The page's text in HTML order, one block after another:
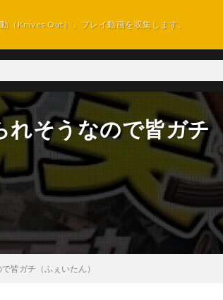
（Knives Out）」プレイ動画を収集します。
れそうなので皆ガチ
皆ガチ（ふぇいたん）